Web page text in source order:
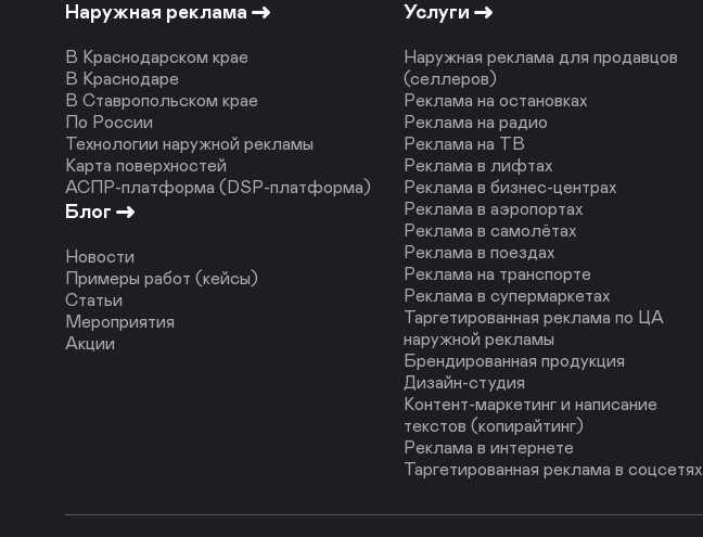
Наружная реклама
В Краснодарском крае
В Краснодаре
В Ставропольском крае
По России
Технологии наружной рекламы
Карта поверхностей
АСПР-платформа (DSP-платформа)
Блог
Новости
Примеры работ (кейсы)
Статьи
Мероприятия
Акции
Услуги
Наружная реклама для продавцов
(селлеров)
Реклама на остановках
Реклама на радио
Реклама на ТВ
Реклама в лифтах
Реклама в бизнес-центрах
Реклама в аэропортах
Реклама в самолётах
Реклама в поездах
Реклама на транспорте
Реклама в супермаркетах
Таргетированная реклама по ЦА
наружной рекламы
Брендированная продукция
Дизайн-студия
Контент-маркетинг и написание
текстов (копирайтинг)
Реклама в интернете
Таргетированная реклама в соцсетях